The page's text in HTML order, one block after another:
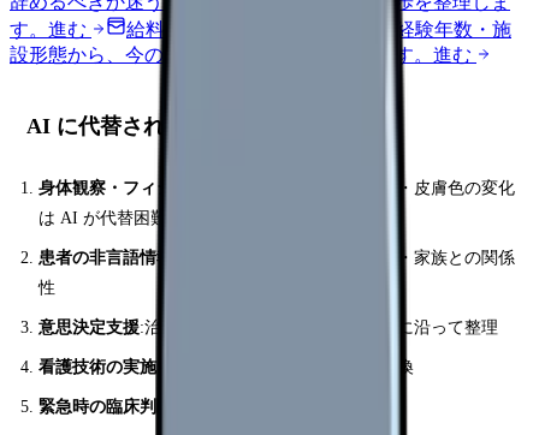
す。 進む 給料コンパスで比較する
地域・経験年数・施
設形態から、今の給料の現在地を確認できます。 進む
AI に代替されない看護業務
身体観察・フィジカルアセスメント
:触診・聴診・皮膚色の変化
は AI が代替困難
患者の非言語情報の読み取り
:表情・声のトーン・家族との関係
性
意思決定支援:治療方針の選択肢を患者の価値観に沿って整理
看護技術の実施 :点滴・採血・褥瘡ケア・体位変換
緊急時の臨床判断